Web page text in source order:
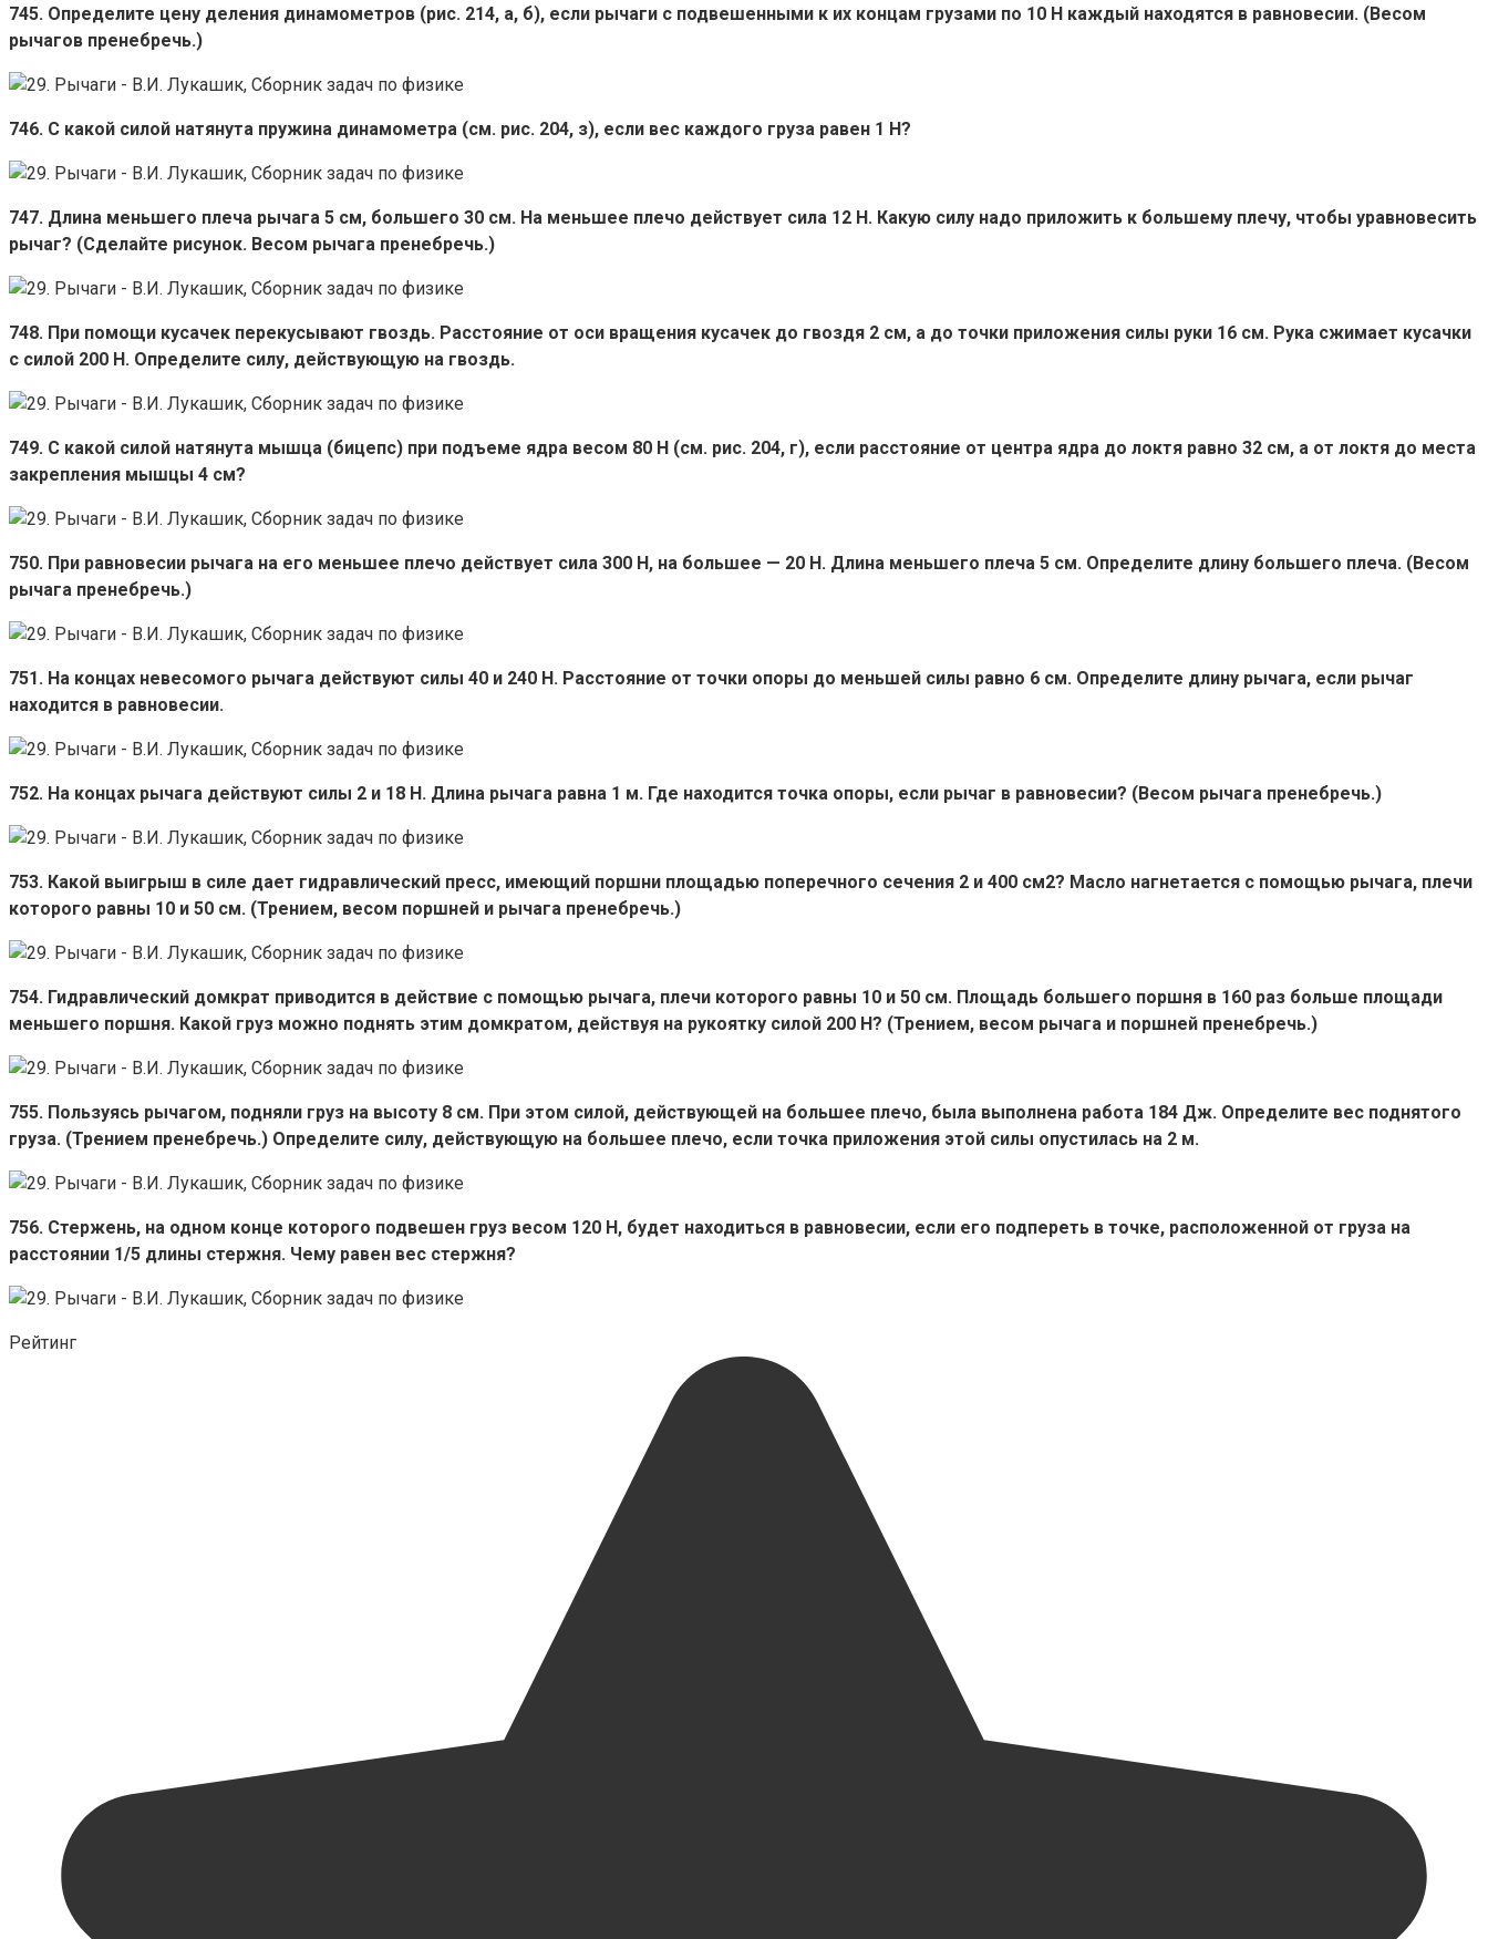
745. Определите цену деления динамометров (рис. 214, а, б), если рычаги с подвешенными к их концам грузами по 10 Н каждый находятся в равновесии. (Весом
рычагов пренебречь.)
746. С какой силой натянута пружина динамометра (см. рис. 204, з), если вес каждого груза равен 1 Н?
747. Длина меньшего плеча рычага 5 см, большего 30 см. На меньшее плечо действует сила 12 Н. Какую силу надо приложить к большему плечу, чтобы уравновесить
рычаг? (Сделайте рисунок. Весом рычага пренебречь.)
748. При помощи кусачек перекусывают гвоздь. Расстояние от оси вращения кусачек до гвоздя 2 см, а до точки приложения силы руки 16 см. Рука сжимает кусачки
с силой 200 Н. Определите силу, действующую на гвоздь.
749. С какой силой натянута мышца (бицепс) при подъеме ядра весом 80 Н (см. рис. 204, г), если расстояние от центра ядра до локтя равно 32 см, а от локтя до места
закрепления мышцы 4 см?
750. При равновесии рычага на его меньшее плечо действует сила 300 Н, на большее — 20 Н. Длина меньшего плеча 5 см. Определите длину большего плеча. (Весом
рычага пренебречь.)
751. На концах невесомого рычага действуют силы 40 и 240 Н. Расстояние от точки опоры до меньшей силы равно 6 см. Определите длину рычага, если рычаг
находится в равновесии.
752. На концах рычага действуют силы 2 и 18 Н. Длина рычага равна 1 м. Где находится точка опоры, если рычаг в равновесии? (Весом рычага пренебречь.)
753. Какой выигрыш в силе дает гидравлический пресс, имеющий поршни площадью поперечного сечения 2 и 400 см2? Масло нагнетается с помощью рычага, плечи
которого равны 10 и 50 см. (Трением, весом поршней и рычага пренебречь.)
754. Гидравлический домкрат приводится в действие с помощью рычага, плечи которого равны 10 и 50 см. Площадь большего поршня в 160 раз больше площади
меньшего поршня. Какой груз можно поднять этим домкратом, действуя на рукоятку силой 200 Н? (Трением, весом рычага и поршней пренебречь.)
755. Пользуясь рычагом, подняли груз на высоту 8 см. При этом силой, действующей на большее плечо, была выполнена работа 184 Дж. Определите вес поднятого
груза. (Трением пренебречь.) Определите силу, действующую на большее плечо, если точка приложения этой силы опустилась на 2 м.
756. Стержень, на одном конце которого подвешен груз весом 120 Н, будет находиться в равновесии, если его подпереть в точке, расположенной от груза на
расстоянии 1/5 длины стержня. Чему равен вес стержня?
Рейтинг